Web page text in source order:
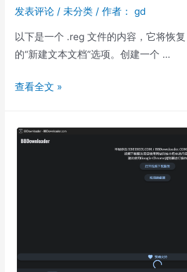
发表评论 /未分类 / 作者： gd
以下是一个 .reg 文件的内容，它将恢
的“新建文本文档”选项。创建一个 …
查看全文 »